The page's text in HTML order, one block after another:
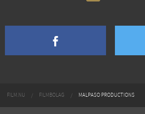
FILM.NU FILMBOLAG MALPASO PRODUCTIONS